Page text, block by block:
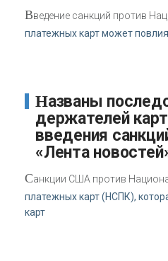
Введение санкций против
платежных карт может
Названы последствия для
держателей
введения
«Лента
Санкции США против
платежных карт (НСПК),
карт